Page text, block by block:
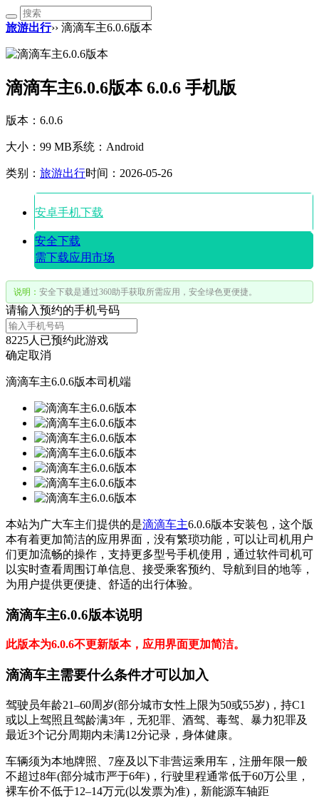
旅游出行›› 滴滴车主6.0.6版本
滴滴车主6.0.6版本 6.0.6 手机版
版本：6.0.6
大小：99 MB系统：Android
类别： 旅游出行时间：2026-05-26
安卓手机下载
安全下载
需下载应用市场
说明： 安全下载是通过360助手获取所需应用，安全绿色更便捷。
请输入预约的手机号码
8225人已预约此游戏
确定取消
滴滴车主6.0.6版本司机端
本站为广大车主们提供的是滴滴车主6.0.6版本安装包，这个版
本有着更加简洁的应用界面，没有繁琐功能，可以让司机用户
们更加流畅的操作，支持更多型号手机使用，通过软件司机可
以实时查看周围订单信息、接受乘客预约、导航到目的地等，
为用户提供更便捷、舒适的出行体验。
滴滴车主6.0.6版本说明
此版本为6.0.6不更新版本，应用界面更加简洁。
滴滴车主需要什么条件才可以加入
‌驾驶员年龄21–60周岁‌(部分城市女性上限为50或55岁)，‌持C1
或以上驾照且驾龄满3年‌，‌无犯罪、酒驾、毒驾、暴力犯罪及
最近3个记分周期内未满12分记录‌，身体健康。
‌车辆须为本地牌照、7座及以下非营运乘用车‌，‌注册年限一般
不超过8年‌(部分城市严于6年)，‌行驶里程通常低于60万公里‌，‌
裸车价不低于12–14万元‌(以发票为准)，‌新能源车轴距